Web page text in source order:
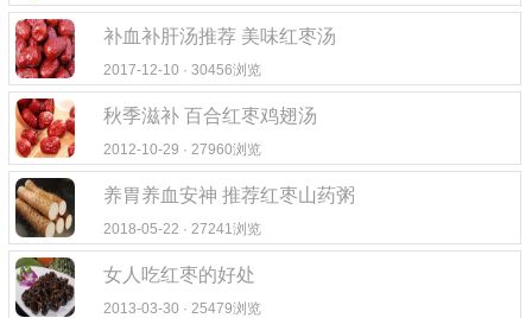
补血补肝汤推荐 美味红枣汤
2017-12-10 · 30456浏览
秋季滋补 百合红枣鸡翅汤
2012-10-29 · 27960浏览
养胃养血安神 推荐红枣山药粥
2018-05-22 · 27241浏览
女人吃红枣的好处
2013-03-30 · 25479浏览